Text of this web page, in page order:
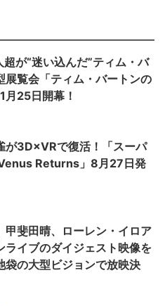
が“迷い込んだ”ティム・バ
展覧会「ティム・バートンの
月25日開幕！
が3D×VRで復活！「スーパ
Returns」8月27日発
甲斐田晴、ローレン・イロア
ライブのダイジェスト映像を
袋の大型ビジョンで放映決